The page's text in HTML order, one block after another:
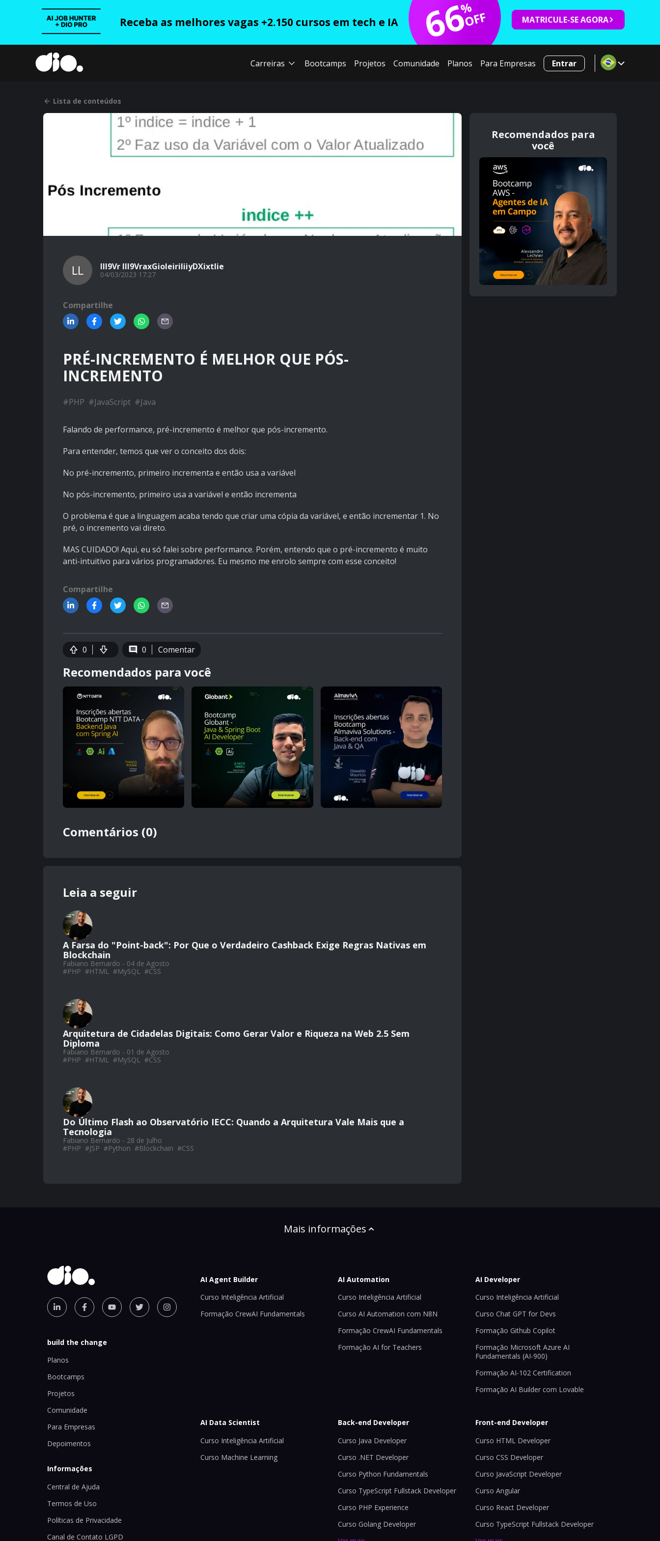
Receba as melhores vagas +2.150 cursos em tech e IA 66
%
OFF MATRICULE-SE AGORA
Carreiras Bootcamps Projetos Comunidade Planos Para Empresas Entrar
Lista de conteúdos
LL llI9Vr llI9VraxGioleiriliiyDXixtlie
04/03/2023 17:27
Compartilhe
PRÉ-INCREMENTO É MELHOR QUE PÓS-
INCREMENTO
#PHP #JavaScript #Java
Falando de performance, pré-incremento é melhor que pós-incremento.
Para entender, temos que ver o conceito dos dois:
No pré-incremento, primeiro incrementa e então usa a variável
No pós-incremento, primeiro usa a variável e então incrementa
O problema é que a linguagem acaba tendo que criar uma cópia da variável, e então incrementar 1. No
pré, o incremento vai direto.
MAS CUIDADO! Aqui, eu só falei sobre performance. Porém, entendo que o pré-incremento é muito
anti-intuitivo para vários programadores. Eu mesmo me enrolo sempre com esse conceito!
Compartilhe
0 0 Comentar
Recomendados para você
Comentários (0)
Leia a seguir
A Farsa do "Point-back": Por Que o Verdadeiro Cashback Exige Regras Nativas em
Blockchain
Fabiano Bernardo - 04 de Agosto
#PHP #HTML #MySQL #CSS
Arquitetura de Cidadelas Digitais: Como Gerar Valor e Riqueza na Web 2.5 Sem
Diploma
Fabiano Bernardo - 01 de Agosto
#PHP #HTML #MySQL #CSS
Do Último Flash ao Observatório IECC: Quando a Arquitetura Vale Mais que a
Tecnologia
Fabiano Bernardo - 28 de Julho
#PHP #JSP #Python #Blockchain #CSS
Recomendados para
você
Mais informações
build the change
Planos
Bootcamps
Projetos
Comunidade
Para Empresas
Depoimentos
Informações
Central de Ajuda
Termos de Uso
Políticas de Privacidade
Canal de Contato LGPD
AI Agent Builder
Curso Inteligência Artificial
Formação CrewAI Fundamentals
AI Automation
Curso Inteligência Artificial
Curso AI Automation com N8N
Formação CrewAI Fundamentals
Formação AI for Teachers
AI Developer
Curso Inteligência Artificial
Curso Chat GPT for Devs
Formação Github Copilot
Formação Microsoft Azure AI
Fundamentals (AI-900)
Formação AI-102 Certification
Formação AI Builder com Lovable
AI Data Scientist
Curso Inteligência Artificial
Curso Machine Learning
Back-end Developer
Curso Java Developer
Curso .NET Developer
Curso Python Fundamentals
Curso TypeScript Fullstack Developer
Curso PHP Experience
Curso Golang Developer
Front-end Developer
Curso HTML Developer
Curso CSS Developer
Curso JavaScript Developer
Curso Angular
Curso React Developer
Curso TypeScript Fullstack Developer